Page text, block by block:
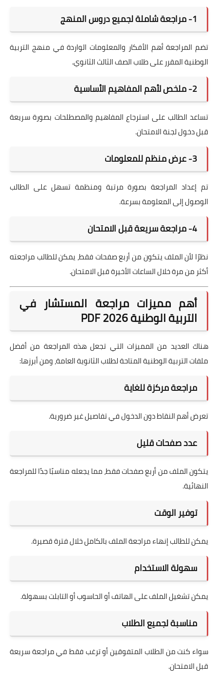
1- مراجعة شاملة لجميع دروس المنهج
تضم المراجعة أهم الأفكار والمعلومات الواردة في منهج التربية
الوطنية المقرر على طلاب الصف الثالث الثانوي.
2- ملخص لأهم المفاهيم الأساسية
تساعد الطالب على استرجاع المفاهيم والمصطلحات بصورة سريعة
قبل دخول لجنة الامتحان.
3- عرض منظم للمعلومات
تم إعداد المراجعة بصورة مرتبة ومنظمة تسهل على الطالب
الوصول إلى المعلومة بسرعة.
4- مراجعة سريعة قبل الامتحان
نظرًا لأن الملف يتكون من أربع صفحات فقط، يمكن للطالب مراجعته
أكثر من مرة خلال الساعات الأخيرة قبل الامتحان.
أهم مميزات مراجعة المستشار في
التربية الوطنية 2026 PDF
هناك العديد من المميزات التي تجعل هذه المراجعة من أفضل
ملفات التربية الوطنية المتاحة لطلاب الثانوية العامة، ومن أبرزها:
مراجعة مركزة للغاية
تعرض أهم النقاط دون الدخول في تفاصيل غير ضرورية.
عدد صفحات قليل
يتكون الملف من أربع صفحات فقط، مما يجعله مناسبًا جدًا للمراجعة
النهائية.
توفير الوقت
يمكن للطالب إنهاء مراجعة الملف بالكامل خلال فترة قصيرة.
سهولة الاستخدام
يمكن تشغيل الملف على الهاتف أو الحاسوب أو التابلت بسهولة.
مناسبة لجميع الطلاب
سواء كنت من الطلاب المتفوقين أو ترغب فقط في مراجعة سريعة
قبل الامتحان.